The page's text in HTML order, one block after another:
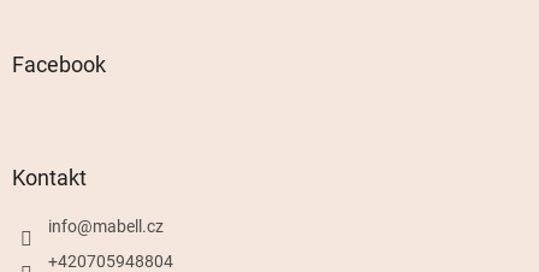
Facebook
Kontakt
info@mabell.cz
+420705948804